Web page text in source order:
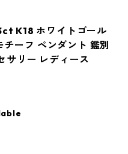
K18 ホワイトゴール
ーフ ペンダント 鑑別
サリー レディース